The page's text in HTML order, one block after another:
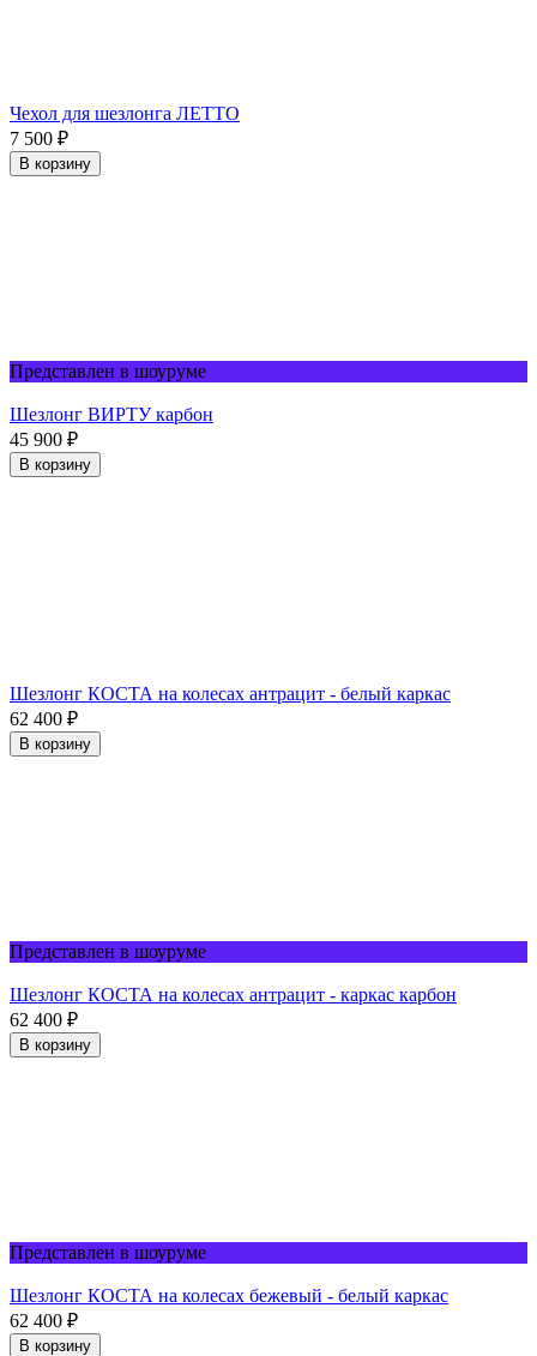
Чехол для шезлонга ЛЕТТО
7 500 ₽
В корзину
Представлен в шоуруме
Шезлонг ВИРТУ карбон
45 900 ₽
В корзину
Шезлонг КОСТА на колесах антрацит - белый каркас
62 400 ₽
В корзину
Представлен в шоуруме
Шезлонг КОСТА на колесах антрацит - каркас карбон
62 400 ₽
В корзину
Представлен в шоуруме
Шезлонг КОСТА на колесах бежевый - белый каркас
62 400 ₽
В корзину